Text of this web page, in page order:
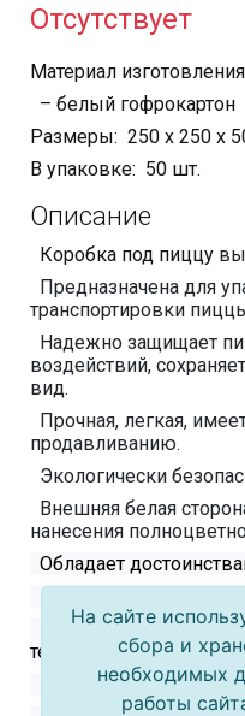
Отсутствует
Материал
– белый гофрокартон
Размеры: 250 х 250 х
В упаковке: 50 шт.
Описание
Коробка под пиццу
Предназначена для
транспортировки
Надежно защищает
воздействий,
вид.
Прочная, легкая,
продавливанию.
Экологически
Внешняя белая
нанесения
Обладает
– пригодна для
– отлично сохраняет
температурах
– экологична,
На сайте
сбора и
необходимых
работы